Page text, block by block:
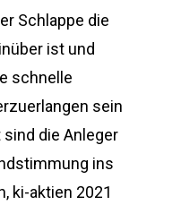
Schlappe die
ist und
schnelle
sein
sind die Anleger
ins
ki-aktien 2021